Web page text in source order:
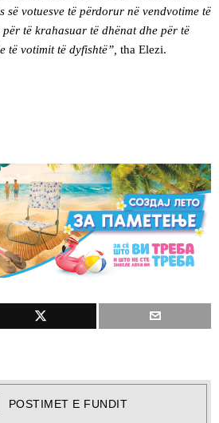
së votuesve të përdorur në vendvotime të
të krahasuar të dhënat dhe për të
të votimit të dyfishtë”, tha Elezi.
POSTIMET E FUNDIT